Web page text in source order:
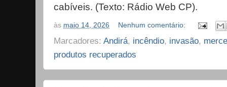
cabíveis. (Texto: Rádio Web CP).
às maio 14, 2026 Nenhum comentário:
Marcadores: Andirá, incêndio, invasão,
produtos recuperados